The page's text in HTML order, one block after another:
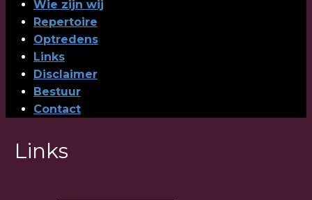
Wie zijn wij
Repertoire
Optredens
Links
Disclaimer
Bestuur
Contact
Links